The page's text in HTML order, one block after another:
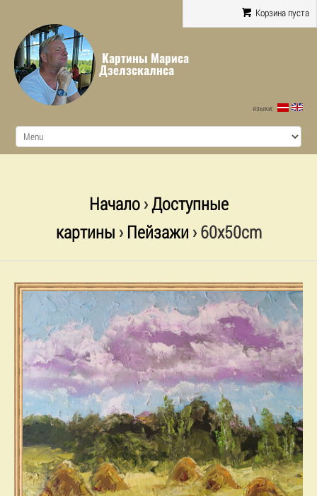
Корзина пуста
Картины Мариса
Дзелзскалнса
языки:
Начало›Доступные
картины › Пейзажи › 60x50cm